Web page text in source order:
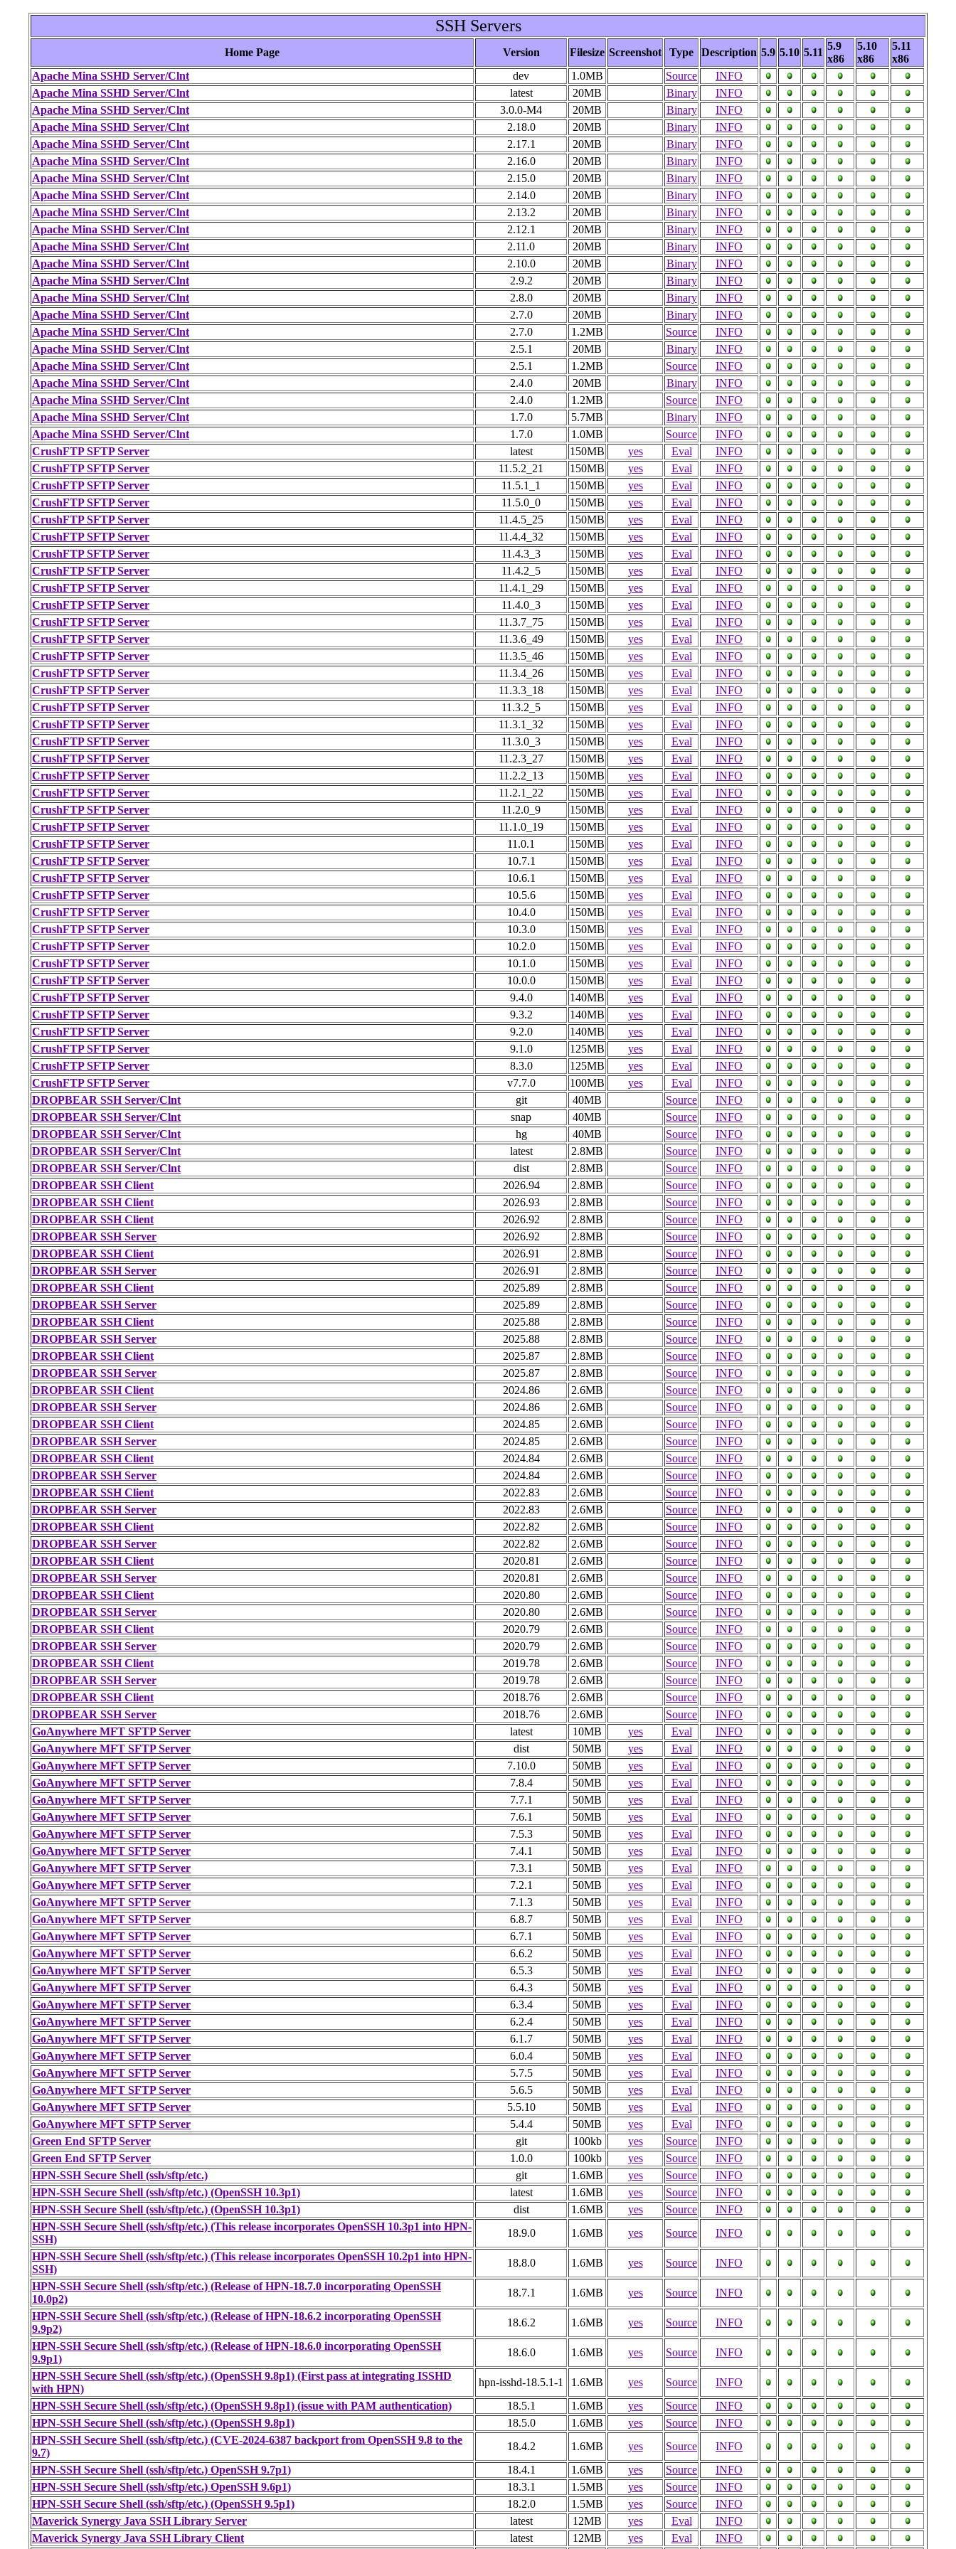
SSH Servers
Home Page Version Filesize Screenshot Type Description 5.9 5.10 5.11
5.9
x86
5.10
x86
5.11
x86
Apache Mina SSHD Server/Clnt
dev 1.0MB Source
INFO
Apache Mina SSHD Server/Clnt
latest 20MB Binary
INFO
Apache Mina SSHD Server/Clnt
3.0.0-M4 20MB Binary
INFO
Apache Mina SSHD Server/Clnt
2.18.0 20MB Binary
INFO
Apache Mina SSHD Server/Clnt
2.17.1 20MB Binary
INFO
Apache Mina SSHD Server/Clnt
2.16.0 20MB Binary
INFO
Apache Mina SSHD Server/Clnt
2.15.0 20MB Binary
INFO
Apache Mina SSHD Server/Clnt
2.14.0 20MB Binary
INFO
Apache Mina SSHD Server/Clnt
2.13.2 20MB Binary
INFO
Apache Mina SSHD Server/Clnt
2.12.1 20MB Binary
INFO
Apache Mina SSHD Server/Clnt
2.11.0 20MB Binary
INFO
Apache Mina SSHD Server/Clnt
2.10.0 20MB Binary
INFO
Apache Mina SSHD Server/Clnt
2.9.2 20MB Binary
INFO
Apache Mina SSHD Server/Clnt
2.8.0 20MB Binary
INFO
Apache Mina SSHD Server/Clnt
2.7.0 20MB Binary
INFO
Apache Mina SSHD Server/Clnt
2.7.0 1.2MB Source
INFO
Apache Mina SSHD Server/Clnt
2.5.1 20MB Binary
INFO
Apache Mina SSHD Server/Clnt
2.5.1 1.2MB Source
INFO
Apache Mina SSHD Server/Clnt
2.4.0 20MB Binary
INFO
Apache Mina SSHD Server/Clnt
2.4.0 1.2MB Source
INFO
Apache Mina SSHD Server/Clnt
1.7.0 5.7MB Binary
INFO
Apache Mina SSHD Server/Clnt
1.7.0 1.0MB Source
INFO
CrushFTP SFTP Server
latest 150MB yes Eval
INFO
CrushFTP SFTP Server
11.5.2_21 150MB yes Eval
INFO
CrushFTP SFTP Server
11.5.1_1 150MB yes Eval
INFO
CrushFTP SFTP Server
11.5.0_0 150MB yes Eval
INFO
CrushFTP SFTP Server
11.4.5_25 150MB yes Eval
INFO
CrushFTP SFTP Server
11.4.4_32 150MB yes Eval
INFO
CrushFTP SFTP Server
11.4.3_3 150MB yes Eval
INFO
CrushFTP SFTP Server
11.4.2_5 150MB yes Eval
INFO
CrushFTP SFTP Server
11.4.1_29 150MB yes Eval
INFO
CrushFTP SFTP Server
11.4.0_3 150MB yes Eval
INFO
CrushFTP SFTP Server
11.3.7_75 150MB yes Eval
INFO
CrushFTP SFTP Server
11.3.6_49 150MB yes Eval
INFO
CrushFTP SFTP Server
11.3.5_46 150MB yes Eval
INFO
CrushFTP SFTP Server
11.3.4_26 150MB yes Eval
INFO
CrushFTP SFTP Server
11.3.3_18 150MB yes Eval
INFO
CrushFTP SFTP Server
11.3.2_5 150MB yes Eval
INFO
CrushFTP SFTP Server
11.3.1_32 150MB yes Eval
INFO
CrushFTP SFTP Server
11.3.0_3 150MB yes Eval
INFO
CrushFTP SFTP Server
11.2.3_27 150MB yes Eval
INFO
CrushFTP SFTP Server
11.2.2_13 150MB yes Eval
INFO
CrushFTP SFTP Server
11.2.1_22 150MB yes Eval
INFO
CrushFTP SFTP Server
11.2.0_9 150MB yes Eval
INFO
CrushFTP SFTP Server
11.1.0_19 150MB yes Eval
INFO
CrushFTP SFTP Server
11.0.1 150MB yes Eval
INFO
CrushFTP SFTP Server
10.7.1 150MB yes Eval
INFO
CrushFTP SFTP Server
10.6.1 150MB yes Eval
INFO
CrushFTP SFTP Server
10.5.6 150MB yes Eval
INFO
CrushFTP SFTP Server
10.4.0 150MB yes Eval
INFO
CrushFTP SFTP Server
10.3.0 150MB yes Eval
INFO
CrushFTP SFTP Server
10.2.0 150MB yes Eval
INFO
CrushFTP SFTP Server
10.1.0 150MB yes Eval
INFO
CrushFTP SFTP Server
10.0.0 150MB yes Eval
INFO
CrushFTP SFTP Server
9.4.0 140MB yes Eval
INFO
CrushFTP SFTP Server
9.3.2 140MB yes Eval
INFO
CrushFTP SFTP Server
9.2.0 140MB yes Eval
INFO
CrushFTP SFTP Server
9.1.0 125MB yes Eval
INFO
CrushFTP SFTP Server
8.3.0 125MB yes Eval
INFO
CrushFTP SFTP Server
v7.7.0 100MB yes Eval
INFO
DROPBEAR SSH Server/Clnt
git 40MB Source
INFO
DROPBEAR SSH Server/Clnt
snap 40MB Source
INFO
DROPBEAR SSH Server/Clnt
hg 40MB Source
INFO
DROPBEAR SSH Server/Clnt
latest 2.8MB Source
INFO
DROPBEAR SSH Server/Clnt
dist 2.8MB Source
INFO
DROPBEAR SSH Client
2026.94 2.8MB Source
INFO
DROPBEAR SSH Client
2026.93 2.8MB Source
INFO
DROPBEAR SSH Client
2026.92 2.8MB Source
INFO
DROPBEAR SSH Server
2026.92 2.8MB Source
INFO
DROPBEAR SSH Client
2026.91 2.8MB Source
INFO
DROPBEAR SSH Server
2026.91 2.8MB Source
INFO
DROPBEAR SSH Client
2025.89 2.8MB Source
INFO
DROPBEAR SSH Server
2025.89 2.8MB Source
INFO
DROPBEAR SSH Client
2025.88 2.8MB Source
INFO
DROPBEAR SSH Server
2025.88 2.8MB Source
INFO
DROPBEAR SSH Client
2025.87 2.8MB Source
INFO
DROPBEAR SSH Server
2025.87 2.8MB Source
INFO
DROPBEAR SSH Client
2024.86 2.6MB Source
INFO
DROPBEAR SSH Server
2024.86 2.6MB Source
INFO
DROPBEAR SSH Client
2024.85 2.6MB Source
INFO
DROPBEAR SSH Server
2024.85 2.6MB Source
INFO
DROPBEAR SSH Client
2024.84 2.6MB Source
INFO
DROPBEAR SSH Server
2024.84 2.6MB Source
INFO
DROPBEAR SSH Client
2022.83 2.6MB Source
INFO
DROPBEAR SSH Server
2022.83 2.6MB Source
INFO
DROPBEAR SSH Client
2022.82 2.6MB Source
INFO
DROPBEAR SSH Server
2022.82 2.6MB Source
INFO
DROPBEAR SSH Client
2020.81 2.6MB Source
INFO
DROPBEAR SSH Server
2020.81 2.6MB Source
INFO
DROPBEAR SSH Client
2020.80 2.6MB Source
INFO
DROPBEAR SSH Server
2020.80 2.6MB Source
INFO
DROPBEAR SSH Client
2020.79 2.6MB Source
INFO
DROPBEAR SSH Server
2020.79 2.6MB Source
INFO
DROPBEAR SSH Client
2019.78 2.6MB Source
INFO
DROPBEAR SSH Server
2019.78 2.6MB Source
INFO
DROPBEAR SSH Client
2018.76 2.6MB Source
INFO
DROPBEAR SSH Server
2018.76 2.6MB Source
INFO
GoAnywhere MFT SFTP Server
latest 10MB yes Eval
INFO
GoAnywhere MFT SFTP Server
dist 50MB yes Eval
INFO
GoAnywhere MFT SFTP Server
7.10.0 50MB yes Eval
INFO
GoAnywhere MFT SFTP Server
7.8.4 50MB yes Eval
INFO
GoAnywhere MFT SFTP Server
7.7.1 50MB yes Eval
INFO
GoAnywhere MFT SFTP Server
7.6.1 50MB yes Eval
INFO
GoAnywhere MFT SFTP Server
7.5.3 50MB yes Eval
INFO
GoAnywhere MFT SFTP Server
7.4.1 50MB yes Eval
INFO
GoAnywhere MFT SFTP Server
7.3.1 50MB yes Eval
INFO
GoAnywhere MFT SFTP Server
7.2.1 50MB yes Eval
INFO
GoAnywhere MFT SFTP Server
7.1.3 50MB yes Eval
INFO
GoAnywhere MFT SFTP Server
6.8.7 50MB yes Eval
INFO
GoAnywhere MFT SFTP Server
6.7.1 50MB yes Eval
INFO
GoAnywhere MFT SFTP Server
6.6.2 50MB yes Eval
INFO
GoAnywhere MFT SFTP Server
6.5.3 50MB yes Eval
INFO
GoAnywhere MFT SFTP Server
6.4.3 50MB yes Eval
INFO
GoAnywhere MFT SFTP Server
6.3.4 50MB yes Eval
INFO
GoAnywhere MFT SFTP Server
6.2.4 50MB yes Eval
INFO
GoAnywhere MFT SFTP Server
6.1.7 50MB yes Eval
INFO
GoAnywhere MFT SFTP Server
6.0.4 50MB yes Eval
INFO
GoAnywhere MFT SFTP Server
5.7.5 50MB yes Eval
INFO
GoAnywhere MFT SFTP Server
5.6.5 50MB yes Eval
INFO
GoAnywhere MFT SFTP Server
5.5.10 50MB yes Eval
INFO
GoAnywhere MFT SFTP Server
5.4.4 50MB yes Eval
INFO
Green End SFTP Server
git 100kb yes Source
INFO
Green End SFTP Server
1.0.0 100kb yes Source
INFO
HPN-SSH Secure Shell (ssh/sftp/etc.)
git 1.6MB yes Source
INFO
HPN-SSH Secure Shell (ssh/sftp/etc.) (OpenSSH 10.3p1)
latest 1.6MB yes Source
INFO
HPN-SSH Secure Shell (ssh/sftp/etc.) (OpenSSH 10.3p1)
dist 1.6MB yes Source
INFO
HPN-SSH Secure Shell (ssh/sftp/etc.) (This release incorporates OpenSSH 10.3p1 into HPN-
SSH)
18.9.0 1.6MB yes Source
INFO
HPN-SSH Secure Shell (ssh/sftp/etc.) (This release incorporates OpenSSH 10.2p1 into HPN-
SSH)
18.8.0 1.6MB yes Source
INFO
HPN-SSH Secure Shell (ssh/sftp/etc.) (Release of HPN-18.7.0 incorporating OpenSSH
10.0p2)
18.7.1 1.6MB yes Source
INFO
HPN-SSH Secure Shell (ssh/sftp/etc.) (Release of HPN-18.6.2 incorporating OpenSSH
9.9p2)
18.6.2 1.6MB yes Source
INFO
HPN-SSH Secure Shell (ssh/sftp/etc.) (Release of HPN-18.6.0 incorporating OpenSSH
9.9p1)
18.6.0 1.6MB yes Source
INFO
HPN-SSH Secure Shell (ssh/sftp/etc.) (OpenSSH 9.8p1) (First pass at integrating ISSHD
with HPN)
hpn-isshd-18.5.1-1 1.6MB yes Source
INFO
HPN-SSH Secure Shell (ssh/sftp/etc.) (OpenSSH 9.8p1) (issue with PAM authentication)
18.5.1 1.6MB yes Source
INFO
HPN-SSH Secure Shell (ssh/sftp/etc.) (OpenSSH 9.8p1)
18.5.0 1.6MB yes Source
INFO
HPN-SSH Secure Shell (ssh/sftp/etc.) (CVE-2024-6387 backport from OpenSSH 9.8 to the
9.7)
18.4.2 1.6MB yes Source
INFO
HPN-SSH Secure Shell (ssh/sftp/etc.) OpenSSH 9.7p1)
18.4.1 1.6MB yes Source
INFO
HPN-SSH Secure Shell (ssh/sftp/etc.) OpenSSH 9.6p1)
18.3.1 1.5MB yes Source
INFO
HPN-SSH Secure Shell (ssh/sftp/etc.) (OpenSSH 9.5p1)
18.2.0 1.5MB yes Source
INFO
Maverick Synergy Java SSH Library Server
latest 12MB yes Eval
INFO
Maverick Synergy Java SSH Library Client
latest 12MB yes Eval INFO